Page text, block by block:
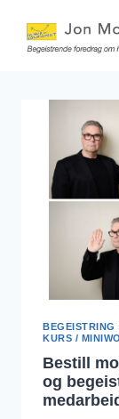
content
BEGEISTRING
KURS /
Bestill
og